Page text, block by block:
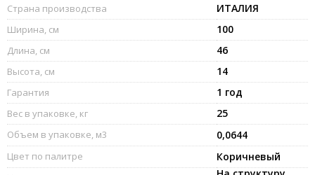
Страна производства ИТАЛИЯ
Ширина, см 100
Длина, см 46
Высота, см 14
Гарантия 1 год
Вес в упаковке, кг 25
Объем в упаковке, м3 0,0644
Цвет по палитре Коричневый